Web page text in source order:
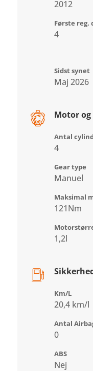
2012
Første reg.
4
Sidst synet
Maj 2026
Motor og
Antal
4
Gear type
Manuel
Maksimal
121Nm
1,2l
Km/L
20,4 km/l
Antal
0
ABS
Nej